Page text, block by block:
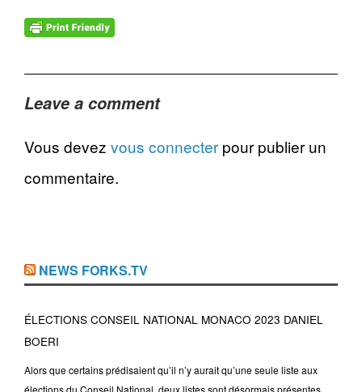
Leave a comment
Vous devez vous connecter pour publier un
commentaire.
NEWS FORKS.TV
ÉLECTIONS CONSEIL NATIONAL MONACO 2023 DANIEL
BOERI
Alors que certains prédisaient qu’il n’y aurait qu’une seule liste aux